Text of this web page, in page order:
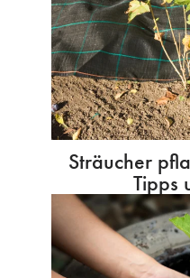
Sträucher
Tipps